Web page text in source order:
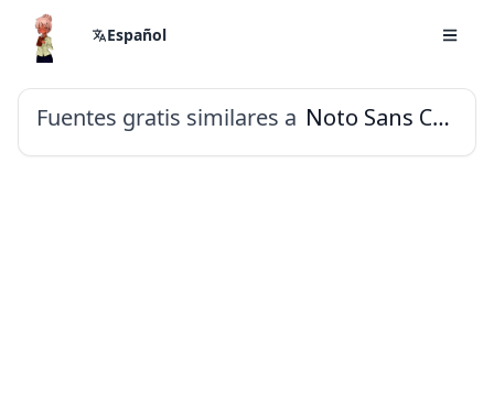
Español
Fuentes gratis similares a Noto Sans Cypro Minoan